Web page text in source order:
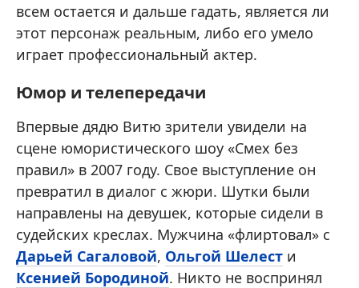
всем остается и дальше гадать, является ли
этот персонаж реальным, либо его умело
играет профессиональный актер.
Юмор и телепередачи
Впервые дядю Витю зрители увидели на
сцене юмористического шоу «Смех без
правил» в 2007 году. Свое выступление он
превратил в диалог с жюри. Шутки были
направлены на девушек, которые сидели в
судейских креслах. Мужчина «флиртовал» с
Дарьей Сагаловой, Ольгой Шелест и
Ксенией Бородиной. Никто не воспринял